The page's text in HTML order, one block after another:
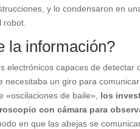
y lo condensaron en
la información?
electrónicos capaces de detectar
necesitaba un giro para
«oscilaciones de baile», los
con cámara para
en que las abejas se